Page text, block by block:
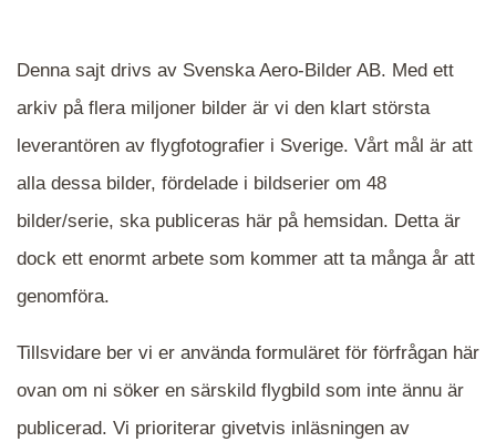
När du ser blåa, röda eller gröna mappar är det
en serie i varje. Dra i kartan för att komma
närmare det område Du söker och klicka på
mappen.
Denna sajt drivs av Svenska Aero-Bilder AB. Med ett
arkiv på flera miljoner bilder är vi den klart största
leverantören av flygfotografier i Sverige. Vårt mål är att
alla dessa bilder, fördelade i bildserier om 48
bilder/serie, ska publiceras här på hemsidan. Detta är
dock ett enormt arbete som kommer att ta många år att
genomföra.
Tillsvidare ber vi er använda formuläret för förfrågan här
ovan om ni söker en särskild flygbild som inte ännu är
publicerad. Vi prioriterar givetvis inläsningen av